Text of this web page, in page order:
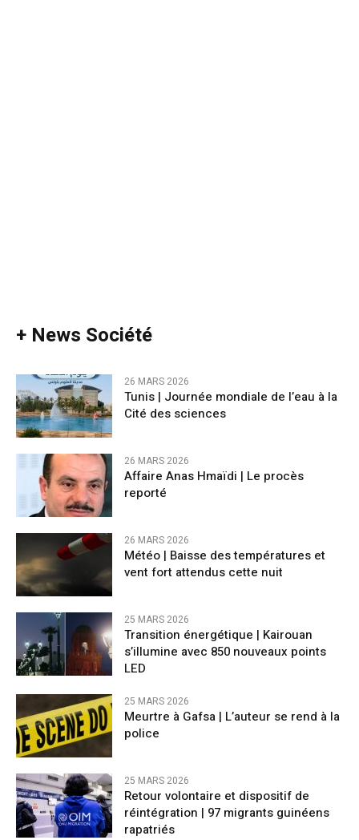
+ News Société
26 MARS 2026
Tunis | Journée mondiale de l’eau à la
Cité des sciences
26 MARS 2026
Affaire Anas Hmaïdi | Le procès
reporté
26 MARS 2026
​Météo | Baisse des températures et
vent fort attendus cette nuit
25 MARS 2026
Transition énergétique | Kairouan
s’illumine avec 850 nouveaux points
LED
25 MARS 2026
Meurtre à Gafsa | L’auteur se rend à la
police
25 MARS 2026
Retour volontaire et dispositif de
réintégration | 97 migrants guinéens
rapatriés